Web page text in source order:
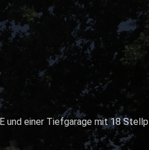
und einer Tiefgarage mit 18